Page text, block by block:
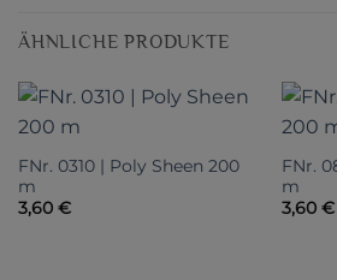
ÄHNLICHE PRODUKTE
FNr. 0310 | Poly Sheen 200
m
3,60 €
FNr.
m
3,60 €